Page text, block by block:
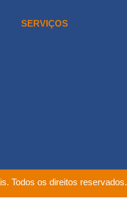
SERVIÇOS
Todos os direitos reservados.